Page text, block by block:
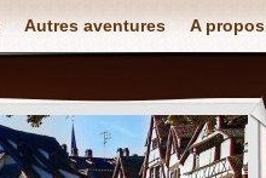
Autres aventures A propos